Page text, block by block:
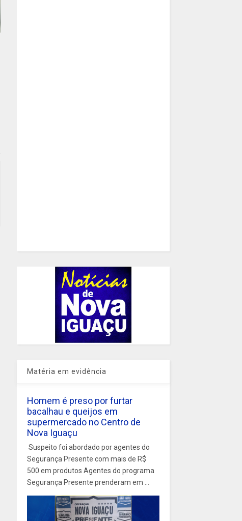
Matéria em evidência
Homem é preso por furtar
bacalhau e queijos em
supermercado no Centro de
Nova Iguaçu
Suspeito foi abordado por agentes do
Segurança Presente com mais de R$
500 em produtos Agentes do programa
Segurança Presente prenderam em ...